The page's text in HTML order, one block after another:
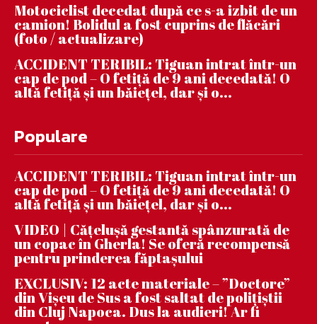
Motociclist decedat după ce s-a izbit de un
camion! Bolidul a fost cuprins de flăcări
(foto / actualizare)
ACCIDENT TERIBIL: Tiguan intrat într-un
cap de pod – O fetiță de 9 ani decedată! O
altă fetiță și un băiețel, dar și o...
Populare
ACCIDENT TERIBIL: Tiguan intrat într-un
cap de pod – O fetiță de 9 ani decedată! O
altă fetiță și un băiețel, dar și o...
VIDEO | Căţeluşă gestantă spânzurată de
un copac în Gherla! Se oferă recompensă
pentru prinderea făptaşului
EXCLUSIV: 12 acte materiale – ”Doctore”
din Vișeu de Sus a fost saltat de polițiștii
din Cluj Napoca. Dus la audieri! Ar fi